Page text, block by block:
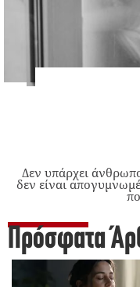
Δεν υπάρχει
δεν είναι
Πρόσφατα